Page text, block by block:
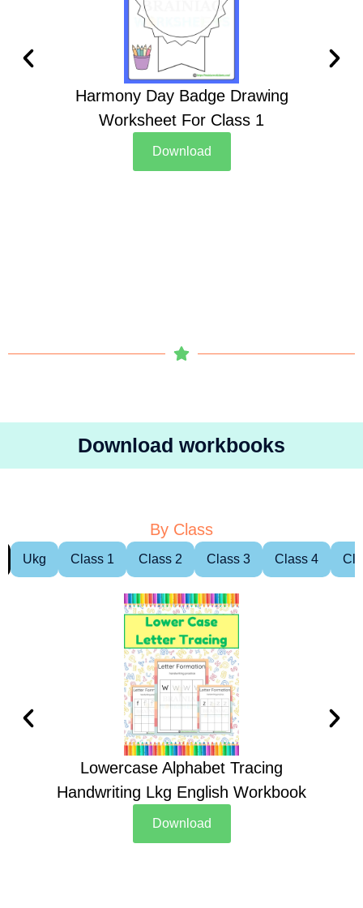
Harmony Day Badge Drawing
Worksheet For Class 1
Download
Download workbooks
By Class
Ukg Class 1 Class 2 Class 3 Class 4
Lowercase Alphabet Tracing
Handwriting Lkg English Workbook
Download